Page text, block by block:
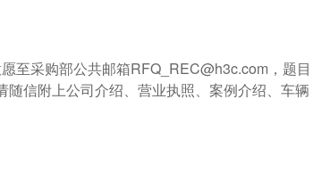
至采购部公共邮箱RFQ_REC@h3c.com ，题目
信附上公司介绍、营业执照、案例介绍、车辆